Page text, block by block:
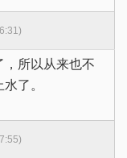
，所以从来也不
了。